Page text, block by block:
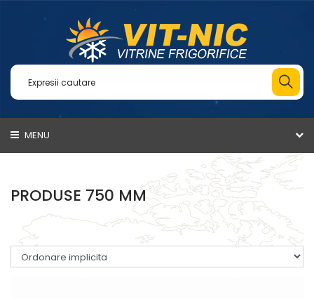
MENU
PRODUSE 750 MM